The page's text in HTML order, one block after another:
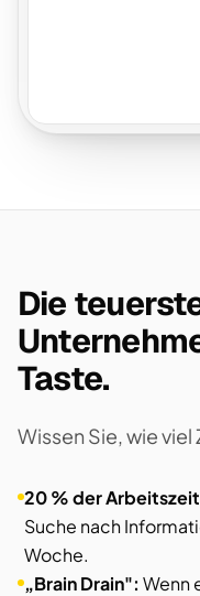
Die
Taste.
Wissen Sie, wie
20 % der Arbeitszeit
Suche nach
Woche.
„Brain Drain": Wenn